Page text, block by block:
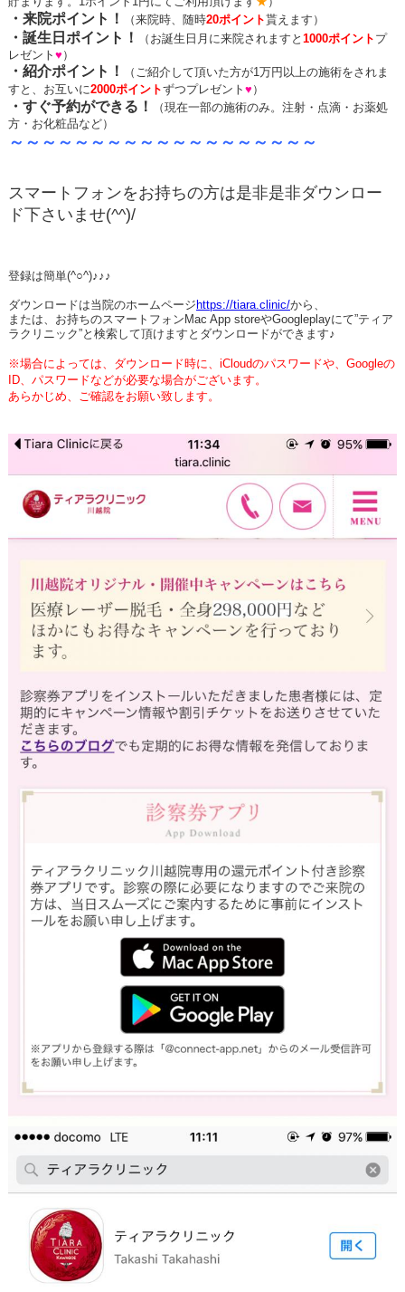
・来院ポイント！ （来院時、随時20ポイント貰えます）
・誕生日ポイント！ （お誕生日月に来院されますと 1000ポイント プ
レゼント ♥ ）
・紹介ポイント！
（ご紹介して頂いた方が1万円以上の施術をされま
すと、お互いに2000ポイントずつプレゼント ♥ ）
・すぐ予約ができる！
（現在一部の施術のみ。注射・点滴・お薬処
方・お化粧品など）
～～～～～～～～～～～～～～～～～～～
スマートフォンをお持ちの方は是非是非ダウンロー
ド下さいませ(^^)/
登録は簡単(^○^)♪♪♪
ダウンロードは当院のホームページ https://tiara.clinic/から、
または、お持ちのスマートフォンMac App storeやGoogleplayにて”ティア
ラクリニック”と検索して頂けますとダウンロードができます♪
※場合によっては、ダウンロード時に、iCloudのパスワードや、Googleの
ID、パスワードなどが必要な場合がございます。
あらかじめ、ご確認をお願い致します。